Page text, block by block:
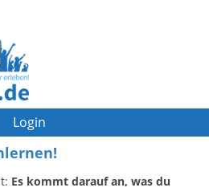
Login
Es kommt darauf an, was du